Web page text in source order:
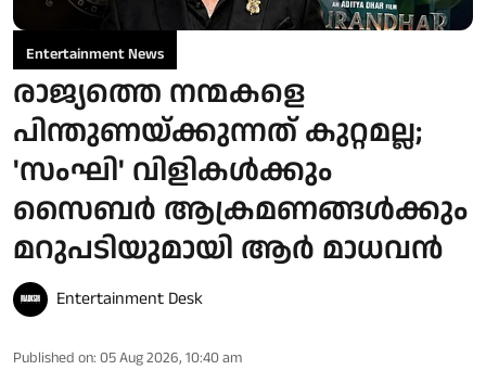
Entertainment News
രാജ്യത്തെ നന്മകളെ
പിന്തുണയ്ക്കുന്നത് കുറ്റമല്ല;
'സംഘി' വിളികൾക്കും
സൈബർ ആക്രമണങ്ങൾക്കും
മറുപടിയുമായി ആർ മാധവൻ
Entertainment Desk
Published on: 05 Aug 2026, 10:40 am